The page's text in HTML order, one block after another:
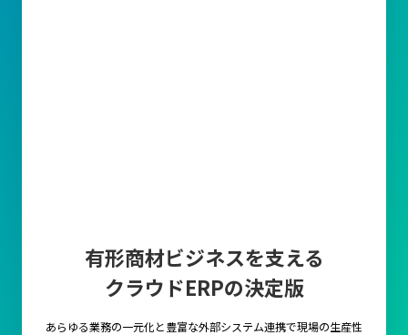
有形商材ビジネスを支える
クラウドERPの決定版
あらゆる業務の一元化と豊富な外部システム連携で現場の生産性